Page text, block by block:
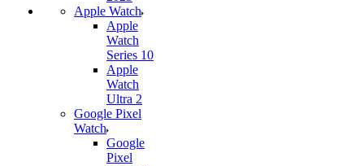
Apple Watch
Apple
Watch
Series 10
Apple
Watch
Ultra 2
Google Pixel
Watch
Google
Pixel